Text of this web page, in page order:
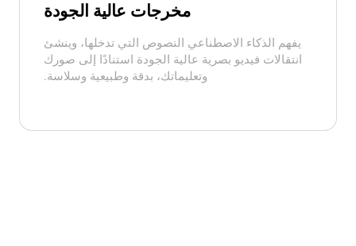
مخرجات عالية الجودة
يفهم الذكاء الاصطناعي النصوص التي تدخلها، وينشئ
انتقالات فيديو بصرية عالية الجودة استنادًا إلى صورك
وتعليماتك، بدقة وطبيعية وسلاسة.